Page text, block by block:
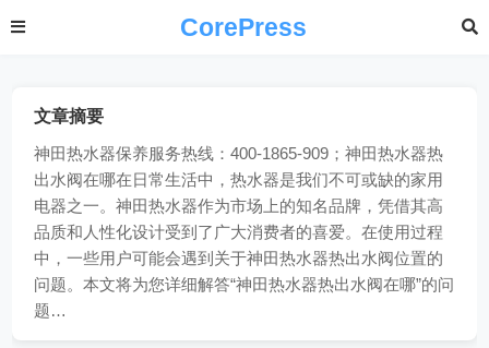
CorePress
文章摘要
神田热水器保养服务热线：400-1865-909；神田热水器热
出水阀在哪在日常生活中，热水器是我们不可或缺的家用
电器之一。神田热水器作为市场上的知名品牌，凭借其高
品质和人性化设计受到了广大消费者的喜爱。在使用过程
中，一些用户可能会遇到关于神田热水器热出水阀位置的
问题。本文将为您详细解答“神田热水器热出水阀在哪”的问
题…